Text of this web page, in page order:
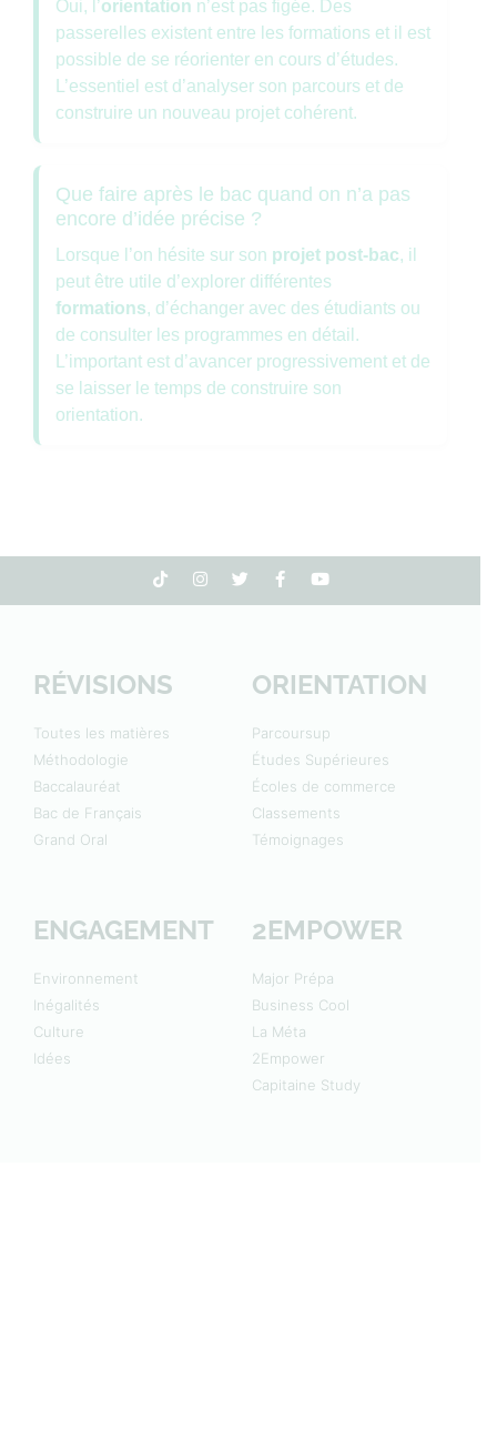
Oui, l’orientation n’est pas figée. Des
passerelles existent entre les formations et il est
possible de se réorienter en cours d’études.
L’essentiel est d’analyser son parcours et de
construire un nouveau projet cohérent.
Que faire après le bac quand on n’a pas
encore d’idée précise ?
Lorsque l’on hésite sur son projet post-bac, il
peut être utile d’explorer différentes
formations, d’échanger avec des étudiants ou
de consulter les programmes en détail.
L’important est d’avancer progressivement et de
se laisser le temps de construire son
orientation.
RÉVISIONS
Toutes les matières
Méthodologie
Baccalauréat
Bac de Français
Grand Oral
ORIENTATION
Parcoursup
Études Supérieures
Écoles de commerce
Classements
Témoignages
ENGAGEMENT
Environnement
Inégalités
Culture
Idées
2EMPOWER
Major Prépa
Business Cool
La Méta
2Empower
Capitaine Study